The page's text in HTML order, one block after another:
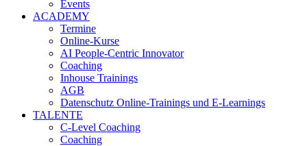
Events
ACADEMY
Termine
Online-Kurse
AI People-Centric Innovator
Coaching
Inhouse Trainings
AGB
Datenschutz Online-Trainings und E-Learnings
TALENTE
C-Level Coaching
Coaching